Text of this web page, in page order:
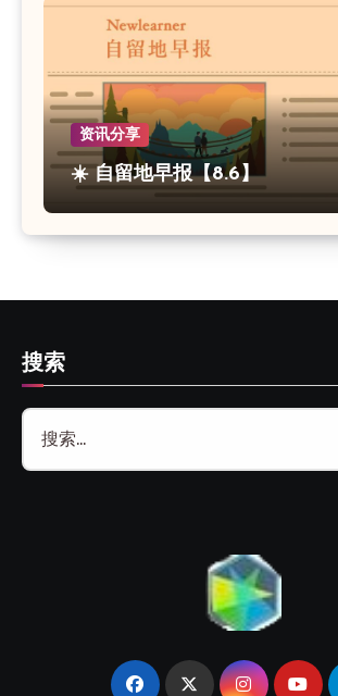
资讯分享
☀️ 自留地早报【8.6】
搜索
搜
索：